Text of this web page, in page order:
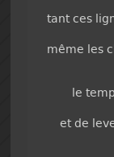
tant ces
même les
le
et de